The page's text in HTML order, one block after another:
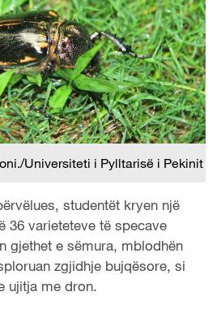
Universiteti i Pylltarisë i Pekinit
studentët kryen një
36 varieteteve të specave
gjethet e sëmura, mblodhën
zgjidhje bujqësore, si
ujitja me dron.